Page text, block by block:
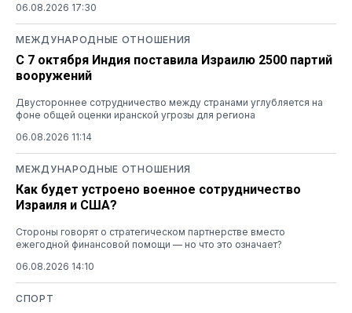
06.08.2026 17:30
МЕЖДУНАРОДНЫЕ ОТНОШЕНИЯ
С 7 октября Индия поставила Израилю 2500 партий
вооружений
Двустороннее сотрудничество между странами углубляется на
фоне общей оценки иранской угрозы для региона
06.08.2026 11:14
МЕЖДУНАРОДНЫЕ ОТНОШЕНИЯ
Как будет устроено военное сотрудничество
Израиля и США?
Стороны говорят о стратегическом партнерстве вместо
ежегодной финансовой помощи — но что это означает?
06.08.2026 14:10
СПОРТ